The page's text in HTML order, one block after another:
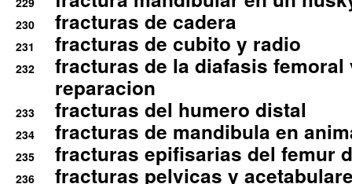
230 fracturas de cadera
231 fracturas de cubito y radio
232
fracturas de la diafasis
reparacion
233 fracturas del humero distal
234 fracturas de mandibula en
235 fracturas epifisarias del femur
236 fracturas pelvicas y